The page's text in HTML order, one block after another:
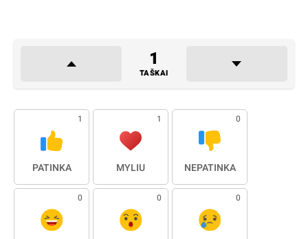
1
TAŠKAI
1
PATINKA
1
MYLIU
0
NEPATINKA
0 0 0